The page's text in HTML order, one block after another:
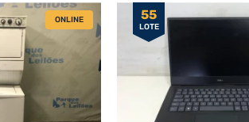
ONLINE 55
LOTE